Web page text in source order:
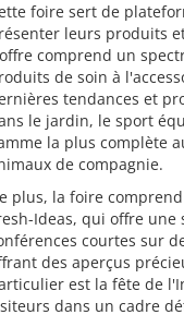
foire sert de
leurs produits
comprend un
de soin à
tendances et
le jardin, le sport
la plus complète
de compagnie.
plus, la foire
Ideas, qui offre
courtes sur
des aperçus
est la fête de
dans un cadre